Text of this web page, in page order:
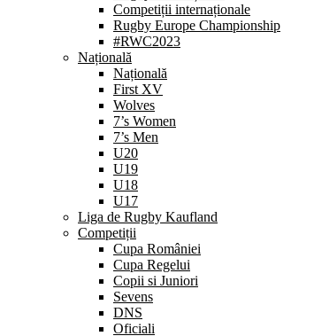
Competiții internaționale
Rugby Europe Championship
#RWC2023
Națională
Națională
First XV
Wolves
7’s Women
7’s Men
U20
U19
U18
U17
Liga de Rugby Kaufland
Competiții
Cupa României
Cupa Regelui
Copii si Juniori
Sevens
DNS
Oficiali